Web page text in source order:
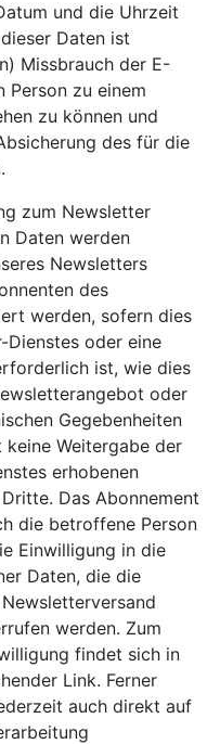
und die Uhrzeit
Daten ist
Missbrauch der E-
Person zu einem
zu können und
des für die
zum Newsletter
Daten werden
Newsletters
des
werden, sofern dies
oder eine
ist, wie dies
oder
Gegebenheiten
Weitergabe der
erhobenen
Das Abonnement
die betroffene Person
Einwilligung in die
Daten, die die
werden. Zum
findet sich in
Link. Ferner
auch direkt auf